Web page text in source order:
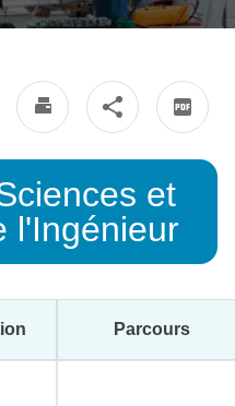
et
l'Ingénieur
Parcours